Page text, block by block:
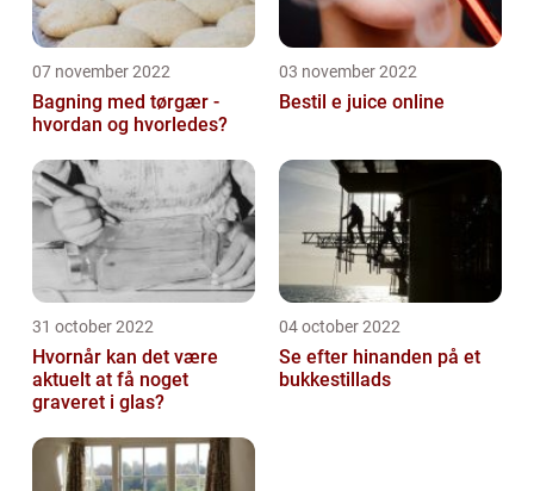
07 november 2022
Bagning med tørgær -
hvordan og hvorledes?
03 november 2022
Bestil e juice online
31 october 2022
Hvornår kan det være
aktuelt at få noget
graveret i glas?
04 october 2022
Se efter hinanden på et
bukkestillads